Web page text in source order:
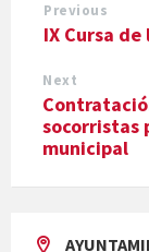
Previous
IX Cursa de
Next
socorristas
municipal